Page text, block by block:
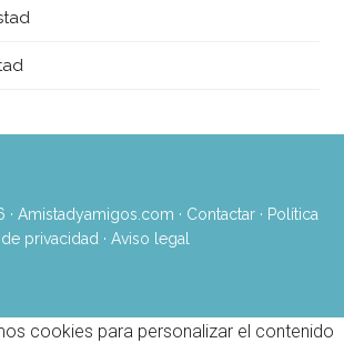
Amistadyamigos.com · Contactar · Política
de privacidad · Aviso legal
cookies para personalizar el contenido